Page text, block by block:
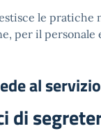
le pratiche
per il personale
al servizio
di